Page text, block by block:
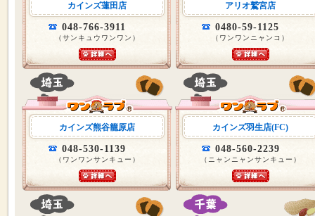
カインズ蓮田店
048-766-3911
（サンキュウワンワン）
アリオ鷲宮店
0480-59-1125
（ワンワンニャンコ）
カインズ熊谷籠原店
048-530-1139
（ワンワンサンキュー）
カインズ羽生店(FC)
048-560-2239
（ニャンニャンサンキュー）